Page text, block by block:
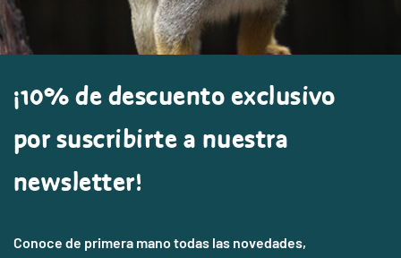
¡10% de descuento exclusivo
por suscribirte a nuestra
newsletter!
Conoce de primera mano todas las novedades,